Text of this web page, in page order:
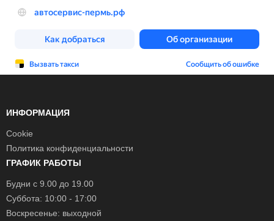
ИНФОРМАЦИЯ
Cookie
Политика конфиденциальности
ГРАФИК РАБОТЫ
Будни с 9.00 до 19.00
Суббота: 10:00 - 17:00
Воскресенье: выходной